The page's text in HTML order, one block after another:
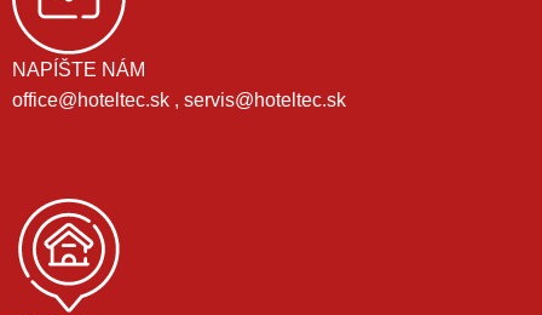
NAPÍŠTE NÁM
office@hoteltec.sk , servis@hoteltec.sk